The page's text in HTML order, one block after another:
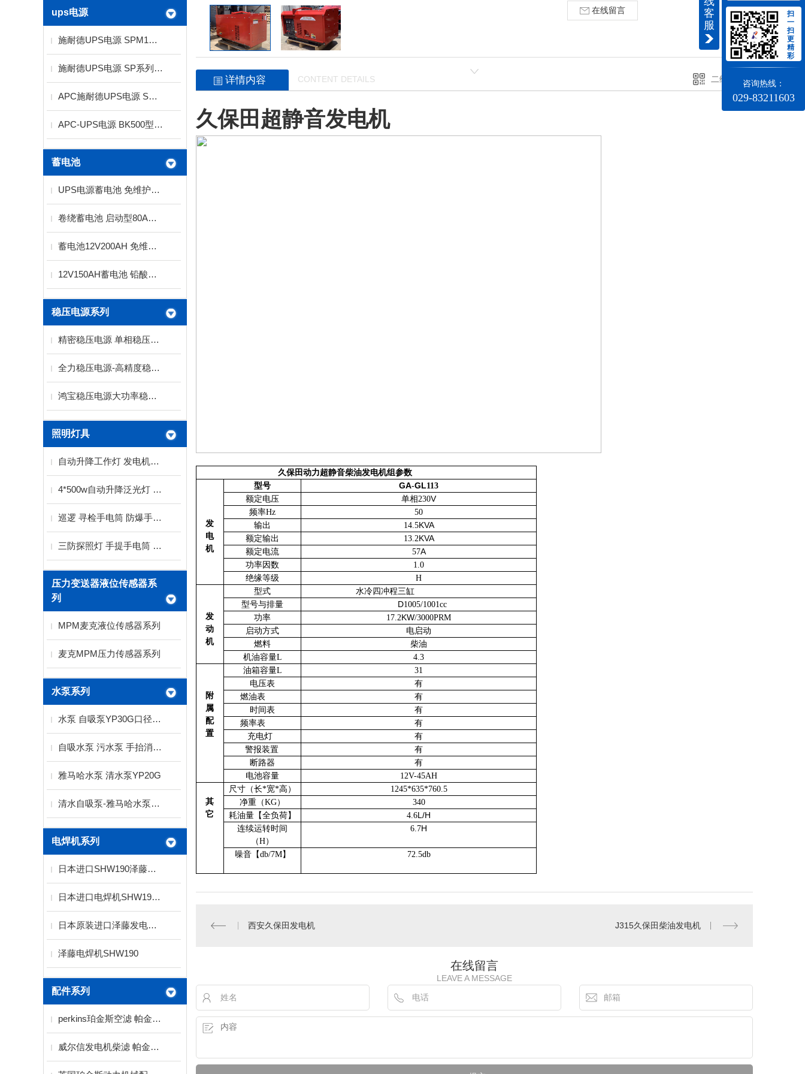
ups电源
施耐德UPS电源 SPM1K功率1KVA电压220V标机
施耐德UPS电源 SP系列1KVA标机 长机供应商
APC施耐德UPS电源 SP系列10KVA
APC-UPS电源 BK500型300W
蓄电池
UPS电源蓄电池 免维护蓄电池2V12V
卷绕蓄电池 启动型80AH螺旋卷绕技术
蓄电池12V200AH 免维护铅酸蓄电池厂家
12V150AH蓄电池 铅酸免维护蓄电池
稳压电源系列
精密稳压电源 单相稳压电源 三相稳压电源厂家
全力稳压电源-高精度稳压电源系列
鸿宝稳压电源大功率稳压电源SBW系列
照明灯具
自动升降工作灯 发电机泛光灯厂家
4*500w自动升降泛光灯 2KW发电机带工作灯
巡逻 寻检手电筒 防爆手电筒
三防探照灯 手提手电筒 LED探照灯
压力变送器液位传感器系
列
MPM麦克液位传感器系列
麦克MPM压力传感器系列
水泵系列
水泵 自吸泵YP30G口径3寸扬程15米雅马哈水泵
自吸水泵 污水泵 手抬消防水泵厂家
雅马哈水泵 清水泵YP20G
清水自吸泵-雅马哈水泵YP30G
电焊机系列
日本进口SHW190泽藤发电电焊机
日本进口电焊机SHW190 泽腾发电电焊机
日本原装进口泽藤发电焊机SHW190HS
泽藤电焊机SHW190
配件系列
perkins珀金斯空滤 帕金斯空气滤清器
威尔信发电机柴滤 帕金斯柴滤 珀金斯柴滤
在线留言
详情内容 CONTENT DETAILS 二维码分享
久保田超静音发电机
久保田动力超静音柴油发电机组参数
发
电
机
型号 GA-GL113
额定电压
单相230V
频率Hz
50
输出
14.5KVA
额定输出 13.2KVA
额定电流 57A
功率因数
1.0
绝缘等级
H
发
动
机
型式
水冷四冲程三缸
型号与排量
D1005/1001cc
功率
17.2KW/3000PRM
启动方式
电启动
燃料
柴油
机油容量L 4.3
附
属
配
置
油箱容量L
31
电压表
有
燃油表
有
时间表
有
频率表
有
充电灯
有
警报装置
有
断路器
有
电池容量
12V-45AH
其
它
尺寸（长*宽*高）
1245*635*760.5
净重（KG）
340
耗油量【全负荷】
4.6L/H
连续运转时间
（H）
6.7H
噪音【db/7M】 72.5db
西安久保田发电机 J315久保田柴油发电机
在线留言
LEAVE A MESSAGE
客
服
扫
一
扫
更
精
彩
咨询热线：
029-83211603